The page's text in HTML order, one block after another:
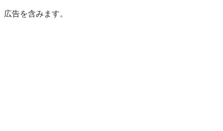
広告を含みます。